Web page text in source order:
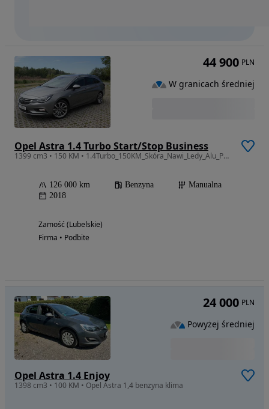
Opel Astra 1.4 Turbo Start/Stop Business
1399 cm3 • 150 KM • 1.4Turbo_150KM_Skóra_Nawi_Ledy_Alu_Pełna Opcja_Super Stan!!!
126 000 km Benzyna
Manualna
2018
Zamość (Lubelskie)
Firma • Podbite
44 900 PLN
W granicach średniej
Opel Astra 1.4 Enjoy
1398 cm3 • 100 KM • Opel Astra 1,4 benzyna klima
24 000 PLN
Powyżej średniej